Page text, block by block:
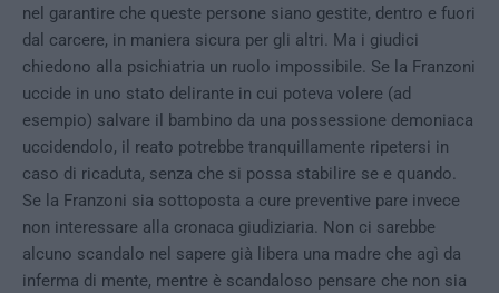
nel garantire che queste persone siano gestite, dentro e fuori
dal carcere, in maniera sicura per gli altri. Ma i giudici
chiedono alla psichiatria un ruolo impossibile. Se la Franzoni
uccide in uno stato delirante in cui poteva volere (ad
esempio) salvare il bambino da una possessione demoniaca
uccidendolo, il reato potrebbe tranquillamente ripetersi in
caso di ricaduta, senza che si possa stabilire se e quando.
Se la Franzoni sia sottoposta a cure preventive pare invece
non interessare alla cronaca giudiziaria. Non ci sarebbe
alcuno scandalo nel sapere già libera una madre che agì da
inferma di mente, mentre è scandaloso pensare che non sia